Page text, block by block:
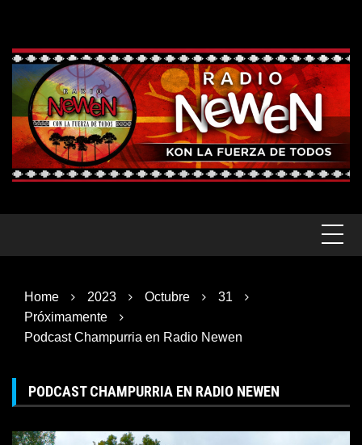
content
Home 2023 Octubre
31
Próximamente
Podcast Champurria en Radio Newen
PODCAST CHAMPURRIA EN RADIO NEWEN